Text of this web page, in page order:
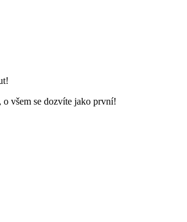
o všem se dozvíte jako první!